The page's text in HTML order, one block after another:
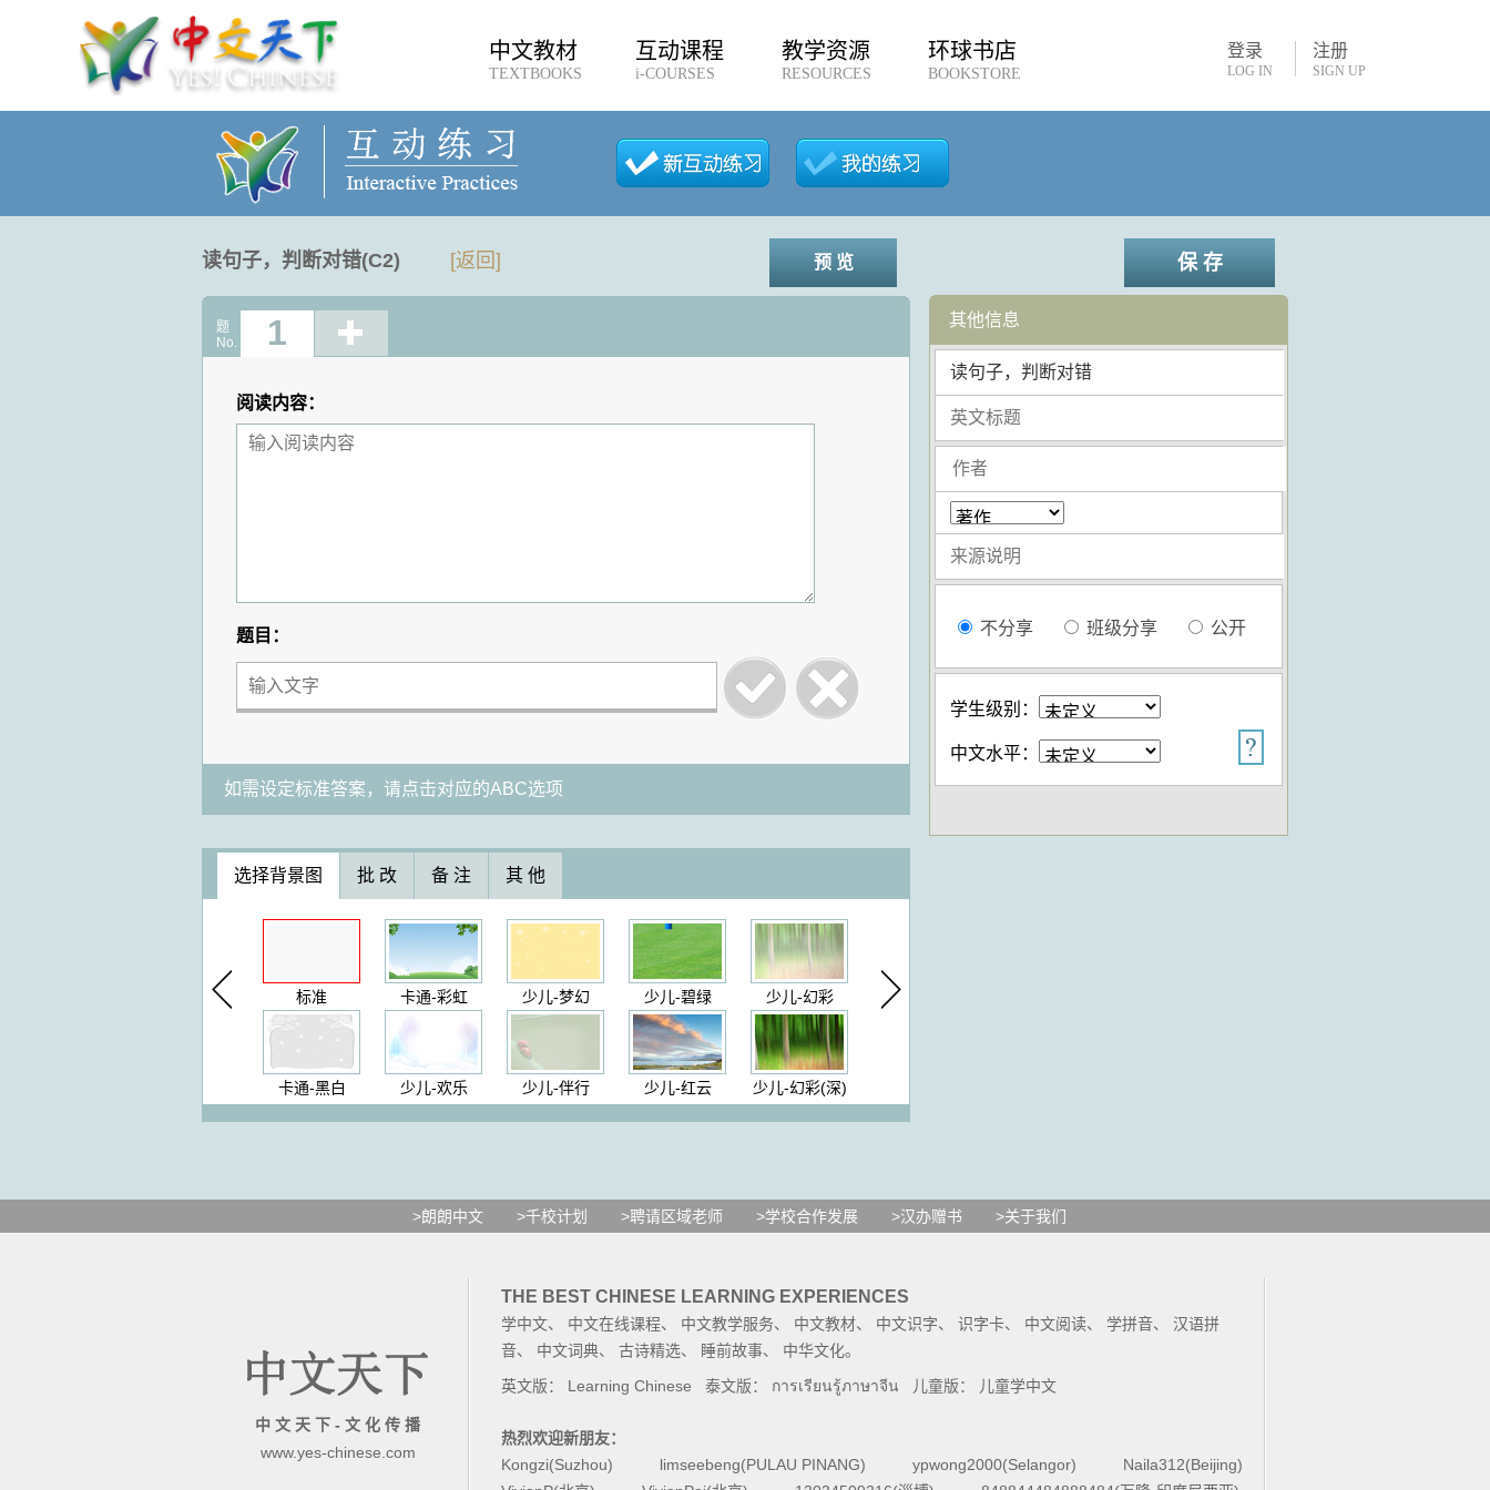
中文教材
TEXTBOOKS
互动课程
i-COURSES
教学资源
RESOURCES
环球书店
BOOKSTORE
登录
LOG IN
注册
SIGN UP
读句子，判断对错(C2) [返回] 预 览
题
No.
1
阅读内容：
题目：
如需设定标准答案，请点击对应的ABC选项
选择背景图 批 改 备 注 其 他
标准
卡通-黑白
卡通-彩虹
少儿-欢乐
少儿-梦幻
少儿-伴行
少儿-碧绿
少儿-红云
少儿-幻彩
少儿-幻彩(深)
保 存
其他信息
不分享 班级分享 公开
学生级别：
中文水平：
>朗朗中文 >千校计划 >聘请区域老师 >学校合作发展 >汉办赠书 >关于我们
中 文 天 下 - 文 化 传 播
www.yes-chinese.com
THE BEST CHINESE LEARNING EXPERIENCES
学中文、 中文在线课程、 中文教学服务、 中文教材、 中文识字、 识字卡、 中文阅读、 学拼音、 汉语拼
音、 中文词典、 古诗精选、 睡前故事、 中华文化。
英文版： Learning Chinese 泰文版： การเรียนรู้ภาษาจีน 儿童版： 儿童学中文
热烈欢迎新朋友：
Kongzi(Suzhou)
limseebeng(PULAU PINANG) ypwong2000(Selangor)
Naila312(Beijing)